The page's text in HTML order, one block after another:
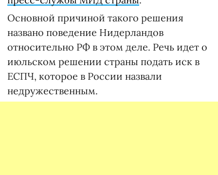
Основной причиной такого решения
названо поведение Нидерландов
относительно РФ в этом деле. Речь идет о
июльском решении страны подать иск в
ЕСПЧ, которое в России назвали
недружественным.